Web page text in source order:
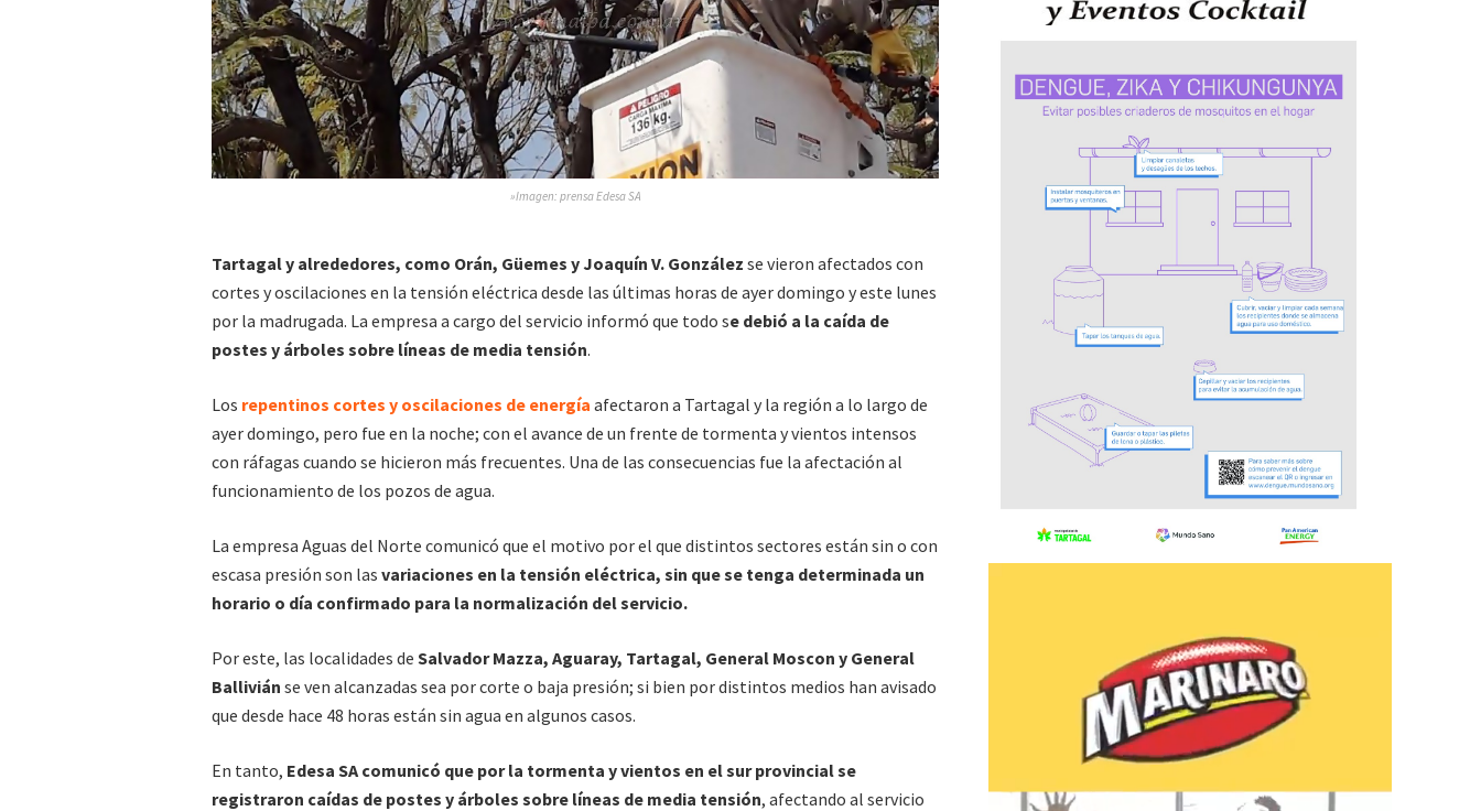
»Imagen: prensa Edesa SA
Tartagal y alrededores, como Orán, Güemes y Joaquín V. González se vieron afectados con
cortes y oscilaciones en la tensión eléctrica desde las últimas horas de ayer domingo y este lunes
por la madrugada. La empresa a cargo del servicio informó que todo se debió a la caída de
postes y árboles sobre líneas de media tensión.
Los repentinos cortes y oscilaciones de energía afectaron a Tartagal y la región a lo largo de
ayer domingo, pero fue en la noche; con el avance de un frente de tormenta y vientos intensos
con ráfagas cuando se hicieron más frecuentes. Una de las consecuencias fue la afectación al
funcionamiento de los pozos de agua.
La empresa Aguas del Norte comunicó que el motivo por el que distintos sectores están sin o con
escasa presión son las variaciones en la tensión eléctrica, sin que se tenga determinada un
horario o día confirmado para la normalización del servicio.
Por este, las localidades de Salvador Mazza, Aguaray, Tartagal, General Moscon y General
Ballivián se ven alcanzadas sea por corte o baja presión; si bien por distintos medios han avisado
que desde hace 48 horas están sin agua en algunos casos.
En tanto, Edesa SA comunicó que por la tormenta y vientos en el sur provincial se
registraron caídas de postes y árboles sobre líneas de media tensión, afectando al servicio